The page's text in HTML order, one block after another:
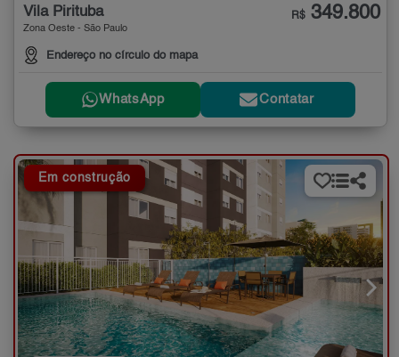
Vila Pirituba
Zona Oeste - São Paulo
Endereço no círculo do mapa
R$ 349.800
WhatsApp Contatar
Em construção